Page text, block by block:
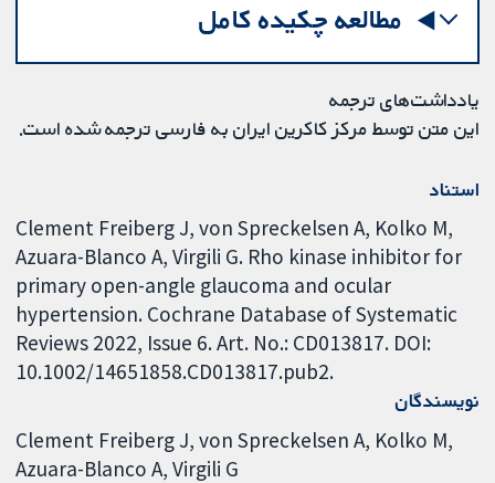
مطالعه چکیده کامل
یادداشت‌های ترجمه
این متن توسط مرکز کاکرین ایران به فارسی ترجمه شده است.
استناد
Clement Freiberg J, von Spreckelsen A, Kolko M,
Azuara-Blanco A, Virgili G. Rho kinase inhibitor for
primary open-angle glaucoma and ocular
hypertension. Cochrane Database of Systematic
Reviews 2022, Issue 6. Art. No.: CD013817. DOI:
10.1002/14651858.CD013817.pub2.
نویسندگان
Clement Freiberg J von Spreckelsen A Kolko M
Azuara-Blanco A Virgili G